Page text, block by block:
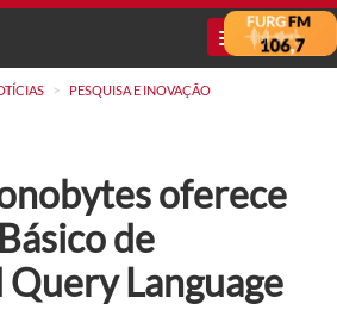
MENU
> PESQUISA E INOVAÇÃO
oferece
de
Language